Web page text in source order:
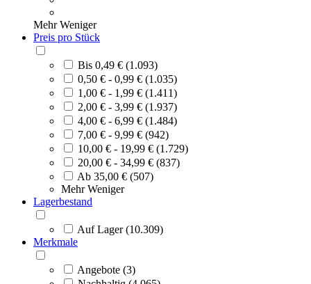
Mehr Weniger
Preis pro Stück
Bis 0,49 € (1.093)
0,50 € - 0,99 € (1.035)
1,00 € - 1,99 € (1.411)
2,00 € - 3,99 € (1.937)
4,00 € - 6,99 € (1.484)
7,00 € - 9,99 € (942)
10,00 € - 19,99 € (1.729)
20,00 € - 34,99 € (837)
Ab 35,00 € (507)
Mehr Weniger
Lagerbestand
Auf Lager (10.309)
Merkmale
Angebote (3)